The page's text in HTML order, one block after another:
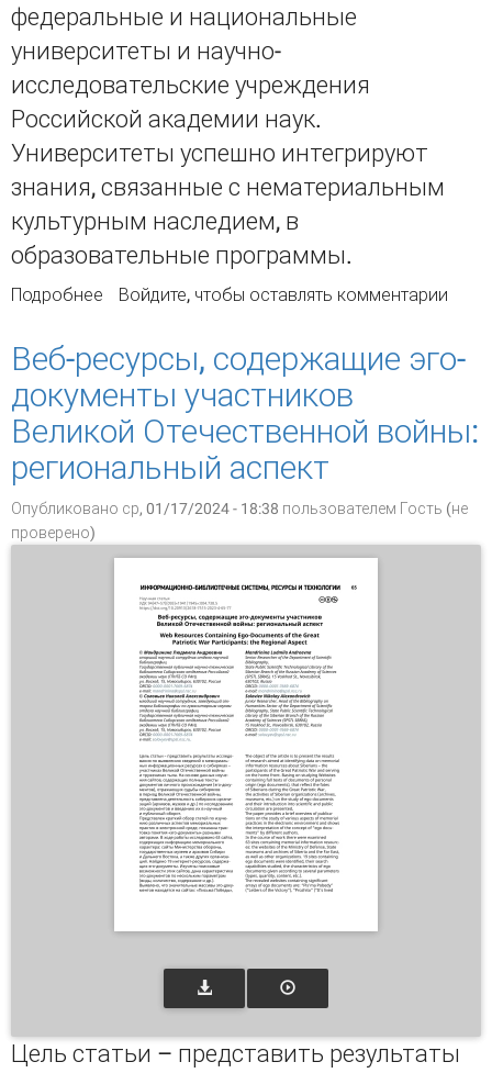
федеральные и национальные
университеты и научно-
исследовательские учреждения
Российской академии наук.
Университеты успешно интегрируют
знания, связанные с нематериальным
культурным наследием, в
образовательные программы.
Подробнее о Сохранение нематериального
Войдите, чтобы оставлять комментарии
Веб-ресурсы, содержащие эго-
документы участников
Великой Отечественной войны:
региональный аспект
Опубликовано ср, 01/17/2024 - 18:38 пользователем Гость (не
проверено)
Цель статьи – представить результаты